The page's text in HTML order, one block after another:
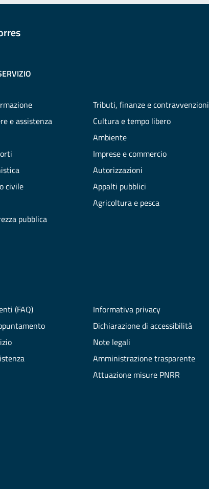
e assistenza
civile
pubblica
Tributi, finanze e contravvenzioni
Cultura e tempo libero
Ambiente
Imprese e commercio
Autorizzazioni
Appalti pubblici
Agricoltura e pesca
(FAQ)
Informativa privacy
Dichiarazione di accessibilità
Note legali
Amministrazione trasparente
Attuazione misure PNRR